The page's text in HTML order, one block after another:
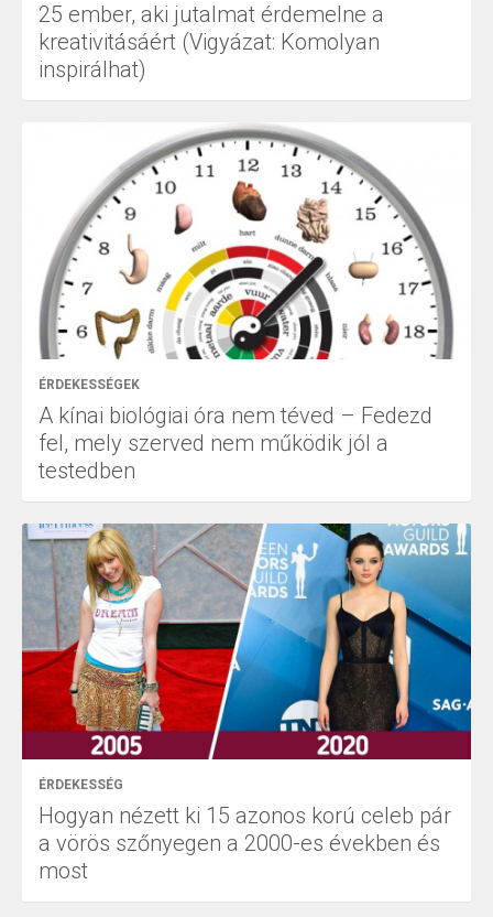
25 ember, aki jutalmat érdemelne a
kreativitásáért (Vigyázat: Komolyan
inspirálhat)
ÉRDEKESSÉGEK
A kínai biológiai óra nem téved – Fedezd
fel, mely szerved nem működik jól a
testedben
ÉRDEKESSÉG
Hogyan nézett ki 15 azonos korú celeb pár
a vörös szőnyegen a 2000-es években és
most